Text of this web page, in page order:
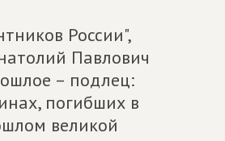
России",
Павлович
– подлец:
погибших в
великой